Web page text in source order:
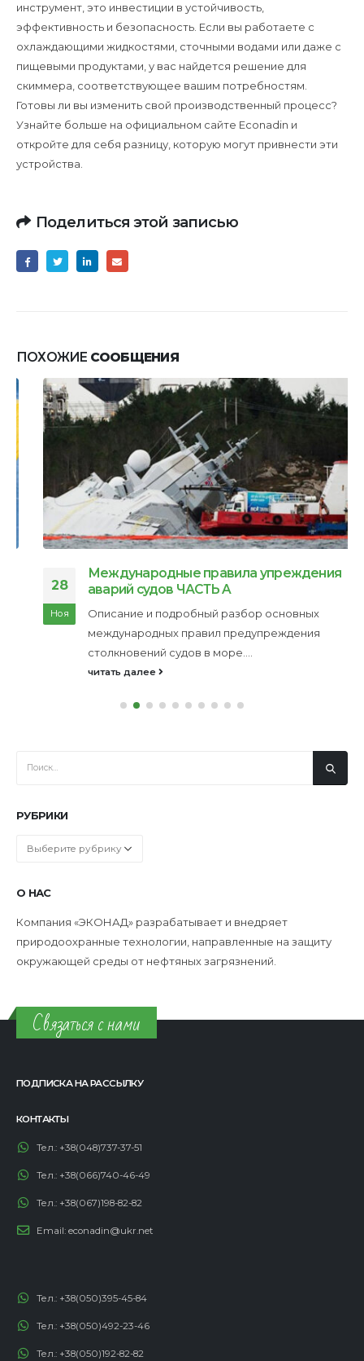
инструмент, это инвестиции в устойчивость,
эффективность и безопасность. Если вы работаете с
охлаждающими жидкостями, сточными водами или даже с
пищевыми продуктами, у вас найдется решение для
скиммера, соответствующее вашим потребностям.
Готовы ли вы изменить свой производственный процесс?
Узнайте больше на официальном сайте Econadin и
откройте для себя разницу, которую могут привнести эти
устройства.
Поделиться этой записью
ПОХОЖИЕ СООБЩЕНИЯ
Международные правила упреждения
аварий судов ЧАСТЬ A
Описание и подробный разбор основных
международных правил предупреждения
столкновений судов в море....
читать далее
РУБРИКИ
Рубрики
О НАС
Компания «ЭКОНАД» разрабатывает и внедряет
природоохранные технологии, направленные на защиту
окружающей среды от нефтяных загрязнений.
Связаться с нами
ПОДПИСКА НА РАССЫЛКУ
КОНТАКТЫ
Тел.: +38(048)737-37-51
Тел.: +38(066)740-46-49
Тел.: +38(067)198-82-82
Email: econadin@ukr.net
Тел.: +38(050)395-45-84
Тел.: +38(050)492-23-46
Тел.: +38(050)192-82-82